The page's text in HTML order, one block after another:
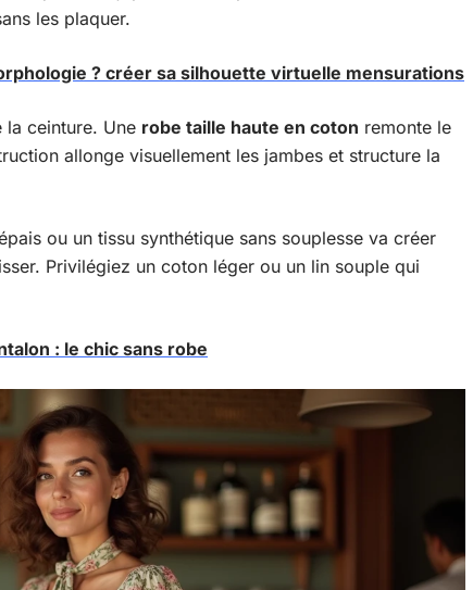
les plaquer.
? créer sa silhouette virtuelle mensurations
la ceinture. Une robe taille haute en coton remonte le
allonge visuellement les jambes et structure la
ou un tissu synthétique sans souplesse va créer
Privilégiez un coton léger ou un lin souple qui
: le chic sans robe